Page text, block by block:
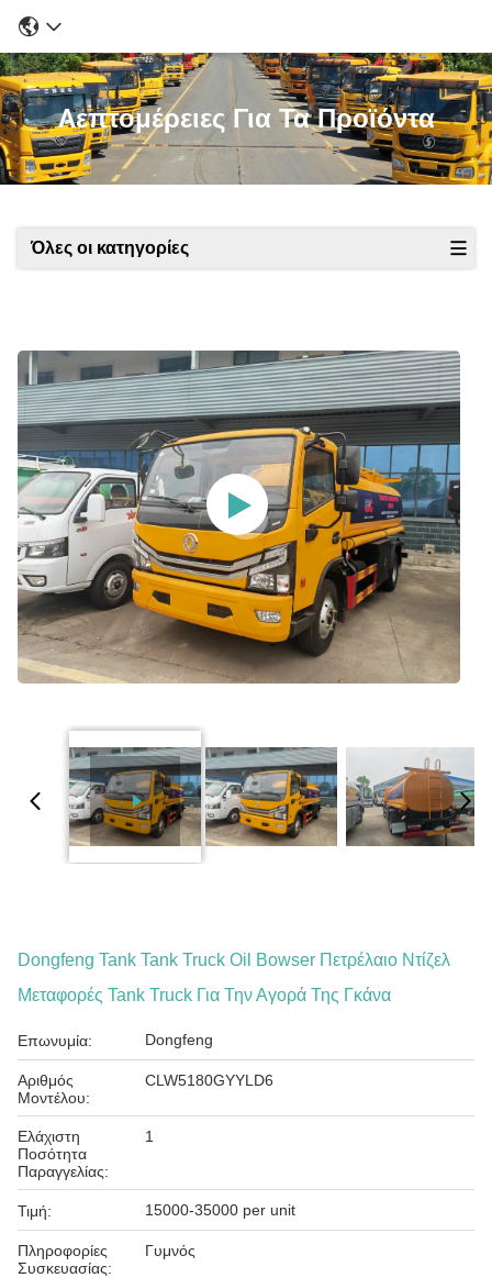
Λεπτομέρειες Για Τα Προϊόντα
Όλες οι κατηγορίες
Dongfeng Tank Tank Truck Oil Bowser Πετρέλαιο Ντίζελ
Μεταφορές Tank Truck Για Την Αγορά Της Γκάνα
Επωνυμία: Dongfeng
Αριθμός
Μοντέλου:
CLW5180GYYLD6
Ελάχιστη
Ποσότητα
Παραγγελίας:
1
Τιμή: 15000-35000 per unit
Πληροφορίες
Συσκευασίας:
Γυμνός